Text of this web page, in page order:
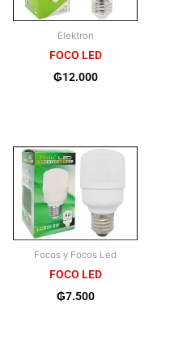
Elektron
FOCO LED
₲12.000
Focos y Focos Led
FOCO LED
₲7.500